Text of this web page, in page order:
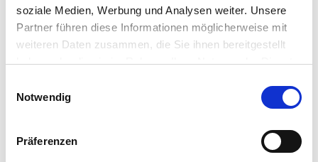
soziale Medien, Werbung und Analysen weiter. Unsere
Partner führen diese Informationen möglicherweise mit
weiteren Daten zusammen, die Sie ihnen bereitgestellt
haben oder die sie im Rahmen Ihrer Nutzung der Dienste
Notwendig
Präferenzen
395.000 €140 m26Zi.
Balkon/Terasse Einbauküche ...
Häuser in der Nähe von Bad Wildbad
Gaggenau